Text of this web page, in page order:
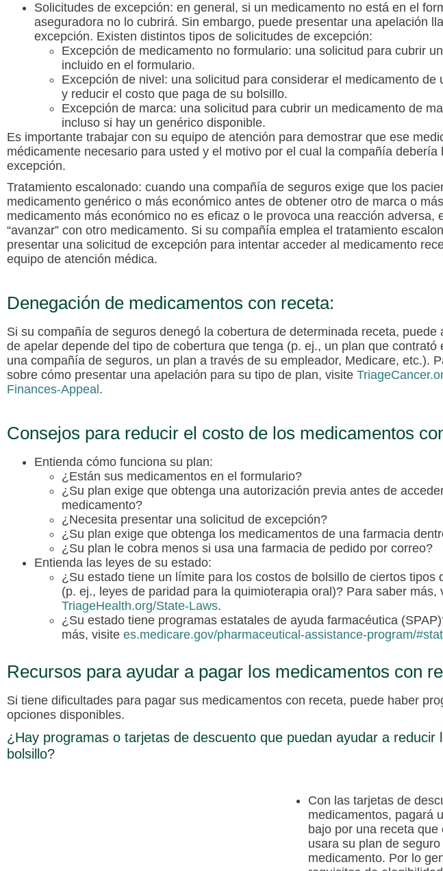
Solicitudes de excepción: en general, si un medicamento no está en el
aseguradora no lo cubrirá. Sin embargo, puede presentar una apelación
excepción. Existen distintos tipos de solicitudes de excepción:
Excepción de medicamento no formulario: una solicitud para cubrir
incluido en el formulario.
Excepción de nivel: una solicitud para considerar el medicamento de
y reducir el costo que paga de su bolsillo.
Excepción de marca: una solicitud para cubrir un medicamento de
incluso si hay un genérico disponible.
Es importante trabajar con su equipo de atención para demostrar que ese
médicamente necesario para usted y el motivo por el cual la compañía debería
excepción.
Tratamiento escalonado: cuando una compañía de seguros exige que los
medicamento genérico o más económico antes de obtener otro de marca o
medicamento más económico no es eficaz o le provoca una reacción adversa,
“avanzar” con otro medicamento. Si su compañía emplea el tratamiento
presentar una solicitud de excepción para intentar acceder al medicamento
equipo de atención médica.
Denegación de medicamentos con receta:
Si su compañía de seguros denegó la cobertura de determinada receta, puede
de apelar depende del tipo de cobertura que tenga (p. ej., un plan que contrató
una compañía de seguros, un plan a través de su empleador, Medicare, etc.).
sobre cómo presentar una apelación para su tipo de plan, visite
Finances-Appeal .
Consejos para reducir el costo de los medicamentos
Entienda cómo funciona su plan:
¿Están sus medicamentos en el formulario?
¿Su plan exige que obtenga una autorización previa antes de
medicamento?
¿Necesita presentar una solicitud de excepción?
¿Su plan exige que obtenga los medicamentos de una farmacia
¿Su plan le cobra menos si usa una farmacia de pedido por correo?
Entienda las leyes de su estado:
¿Su estado tiene un límite para los costos de bolsillo de ciertos tipos
(p. ej., leyes de paridad para la quimioterapia oral)? Para saber más,
TriageHealth.org/State-Laws.
¿Su estado tiene programas estatales de ayuda farmacéutica
más, visite es.medicare.gov/pharmaceutical-assistance-program/
Recursos para ayudar a pagar los medicamentos con
Si tiene dificultades para pagar sus medicamentos con receta, puede haber
opciones disponibles.
¿Hay programas o tarjetas de descuento que puedan ayudar a reducir
bolsillo?
Con las tarjetas de
medicamentos, pagará
bajo por una receta
usara su plan de seguro
medicamento. Por lo